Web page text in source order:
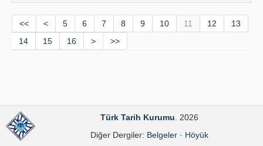
<< < 5 6 7 8 9 10 11 12
13
14
15 16 > >>
Türk Tarih Kurumu . 2026
Diğer Dergiler: Belgeler· Höyük